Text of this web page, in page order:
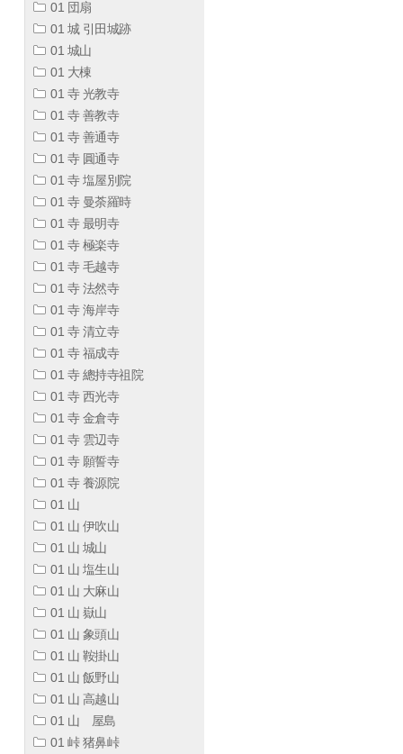
01 団扇
01 城 引田城跡
01 城山
01 大棟
01 寺 光教寺
01 寺 善教寺
01 寺 善通寺
01 寺 圓通寺
01 寺 塩屋別院
01 寺 曼荼羅時
01 寺 最明寺
01 寺 極楽寺
01 寺 毛越寺
01 寺 法然寺
01 寺 海岸寺
01 寺 清立寺
01 寺 福成寺
01 寺 總持寺祖院
01 寺 西光寺
01 寺 金倉寺
01 寺 雲辺寺
01 寺 願誓寺
01 寺 養源院
01 山
01 山 伊吹山
01 山 城山
01 山 塩生山
01 山 大麻山
01 山 嶽山
01 山 象頭山
01 山 鞍掛山
01 山 飯野山
01 山 高越山
01 山 屋島
01 峠 猪鼻峠